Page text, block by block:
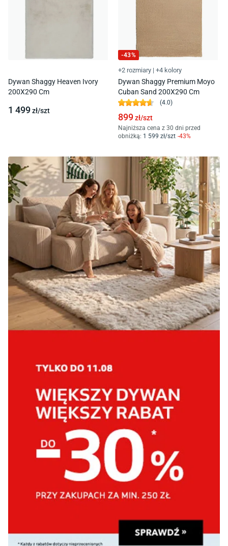
Dywan Shaggy Heaven Ivory
200X290 Cm
1 499zł/szt
-43%
+2 rozmiary | +4 kolory
Dywan Shaggy Premium Moyo
Cuban Sand 200X290 Cm
(4.0)
899zł/szt
Najniższa cena z 30 dni przed
obniżką: 1 599 zł/szt -43%